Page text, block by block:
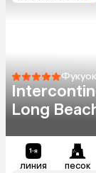
Long
линия песок